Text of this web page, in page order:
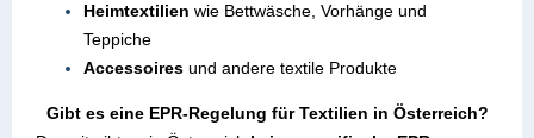
Heimtextilien wie Bettwäsche, Vorhänge und
Teppiche
Accessoires und andere textile Produkte
Gibt es eine EPR-Regelung für Textilien in Österreich?